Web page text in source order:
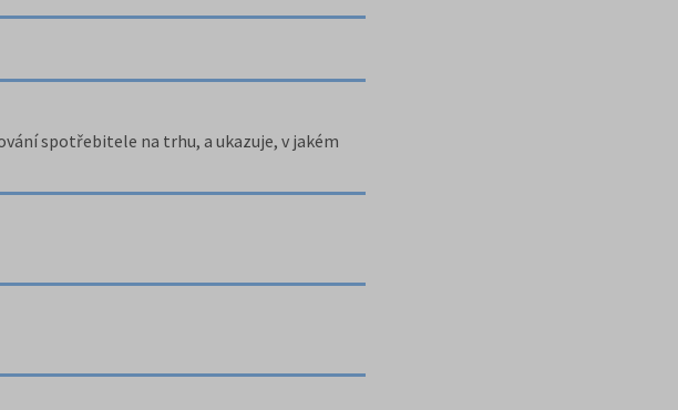
spotřebitele na trhu, a ukazuje, v jakém